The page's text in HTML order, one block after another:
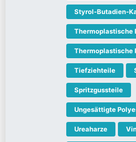
Styrol-Butadien-
Thermoplastische
Thermoplastische
Tiefziehteile
Spritzgussteile
Ungesättigte
Ureaharze